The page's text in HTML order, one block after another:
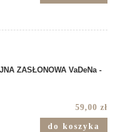
ZASŁONOWA VaDeNa -
59,00 zł
do koszyka